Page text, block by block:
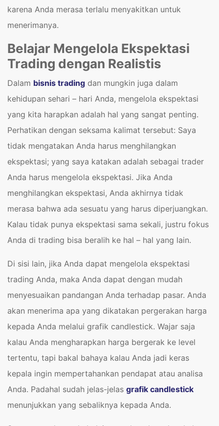
karena Anda merasa terlalu menyakitkan untuk
menerimanya.
Belajar Mengelola Ekspektasi
Trading dengan Realistis
Dalam bisnis trading dan mungkin juga dalam
kehidupan sehari – hari Anda, mengelola ekspektasi
yang kita harapkan adalah hal yang sangat penting.
Perhatikan dengan seksama kalimat tersebut: Saya
tidak mengatakan Anda harus menghilangkan
ekspektasi; yang saya katakan adalah sebagai trader
Anda harus mengelola ekspektasi. Jika Anda
menghilangkan ekspektasi, Anda akhirnya tidak
merasa bahwa ada sesuatu yang harus diperjuangkan.
Kalau tidak punya ekspektasi sama sekali, justru fokus
Anda di trading bisa beralih ke hal – hal yang lain.
Di sisi lain, jika Anda dapat mengelola ekspektasi
trading Anda, maka Anda dapat dengan mudah
menyesuaikan pandangan Anda terhadap pasar. Anda
akan menerima apa yang dikatakan pergerakan harga
kepada Anda melalui grafik candlestick. Wajar saja
kalau Anda mengharapkan harga bergerak ke level
tertentu, tapi bakal bahaya kalau Anda jadi keras
kepala ingin mempertahankan pendapat atau analisa
Anda. Padahal sudah jelas-jelas grafik candlestick
menunjukkan yang sebaliknya kepada Anda.